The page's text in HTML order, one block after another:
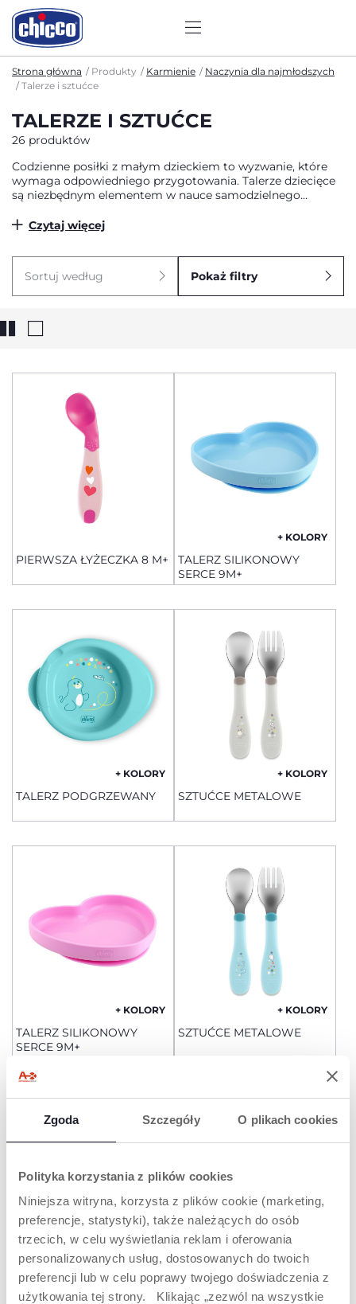
Zgoda Szczegóły O plikach cookies
Polityka korzystania z plików cookies
Niniejsza witryna, korzysta z plików cookie (marketing,
preferencje, statystyki), także należących do osób
trzecich, w celu wyświetlania reklam i oferowania
personalizowanych usług, dostosowanych do twoich
preferencji lub w celu poprawy twojego doświadczenia z
użytkowania tej strony. Klikając „zezwól na wszystkie
Strona główna Produkty Karmienie
Naczynia dla najmłodszych
Talerze i sztućce
TALERZE I SZTUĆCE
26 produktów
Codzienne posiłki z małym dzieckiem to wyzwanie, które
wymaga odpowiedniego przygotowania. Talerze dziecięce
są niezbędnym elementem w nauce samodzielnego
Talerze dziecięce stanowią niezbędny element wyposażenia,
rodzica, jak i dziecka. W naszej ofercie znajdziesz szeroki
wybór talerzyków, miseczek i kompletnych zestawów
potrzebach najmłodszych i wygodzie rodziców.
Czytaj więcej
Sortuj według Pokaż filtry
PIERWSZA ŁYŻECZKA 8 M+
+ KOLORY
TALERZ SILIKONOWY
SERCE 9M+
+ KOLORY
TALERZ PODGRZEWANY
+ KOLORY
SZTUĆCE METALOWE
+ KOLORY
TALERZ SILIKONOWY
SERCE 9M+
+ KOLORY
SZTUĆCE METALOWE
+ KOLORY
MIĘKKA ŁYŻECZKA
SILIKONOWA 6 M+
+ KOLORY
SZTUĆCE METALOWE